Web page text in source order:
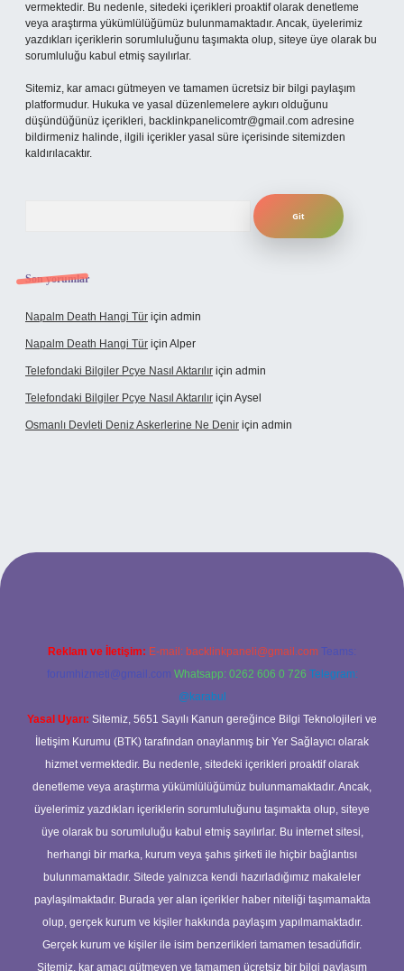
vermektedir. Bu nedenle, sitedeki içerikleri proaktif olarak denetleme
veya araştırma yükümlülüğümüz bulunmamaktadır. Ancak, üyelerimiz
yazdıkları içeriklerin sorumluluğunu taşımakta olup, siteye üye olarak bu
sorumluluğu kabul etmiş sayılırlar.
Sitemiz, kar amacı gütmeyen ve tamamen ücretsiz bir bilgi paylaşım
platformudur. Hukuka ve yasal düzenlemelere aykırı olduğunu
düşündüğünüz içerikleri, backlinkpanelicomtr@gmail.com adresine
bildirmeniz halinde, ilgili içerikler yasal süre içerisinde sitemizden
kaldırılacaktır.
Son yorumlar
Napalm Death Hangi Tür için admin
Napalm Death Hangi Tür için Alper
Telefondaki Bilgiler Pcye Nasıl Aktarılır için admin
Telefondaki Bilgiler Pcye Nasıl Aktarılır için Aysel
Osmanlı Devleti Deniz Askerlerine Ne Denir için admin
giriş
Reklam ve İletişim: E-mail: backlinkpaneli@gmail.com Teams:
forumhizmeti@gmail.com Whatsapp: 0262 606 0 726 Telegram:
@karabul
Yasal Uyarı: Sitemiz, 5651 Sayılı Kanun gereğince Bilgi Teknolojileri ve
İletişim Kurumu (BTK) tarafından onaylanmış bir Yer Sağlayıcı olarak
hizmet vermektedir. Bu nedenle, sitedeki içerikleri proaktif olarak
denetleme veya araştırma yükümlülüğümüz bulunmamaktadır. Ancak,
üyelerimiz yazdıkları içeriklerin sorumluluğunu taşımakta olup, siteye
üye olarak bu sorumluluğu kabul etmiş sayılırlar. Bu internet sitesi,
herhangi bir marka, kurum veya şahıs şirketi ile hiçbir bağlantısı
bulunmamaktadır. Sitede yalnızca kendi hazırladığımız makaleler
paylaşılmaktadır. Burada yer alan içerikler haber niteliği taşımamakta
olup, gerçek kurum ve kişiler hakkında paylaşım yapılmamaktadır.
Gerçek kurum ve kişiler ile isim benzerlikleri tamamen tesadüfidir.
Sitemiz, kar amacı gütmeyen ve tamamen ücretsiz bir bilgi paylaşım